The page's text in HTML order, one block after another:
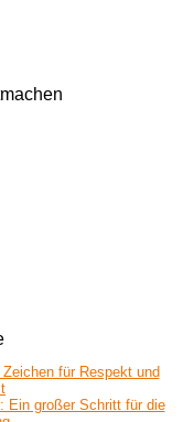
für Respekt und
Ein großer Schritt für die